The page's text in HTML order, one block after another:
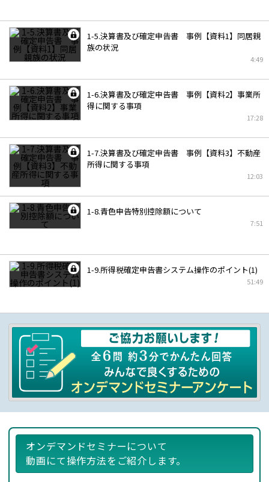
1-5.決算書及び確定申告書 事例【資料1】同居親
族の状況
4:49
1-6.決算書及び確定申告書 事例【資料2】事業所
得に関する事項
17:28
1-7.決算書及び確定申告書 事例【資料3】不動産
所得に関する事項
12:03
1-8.青色申告特別控除額について
7:51
1-9.所得税確定申告書システム操作のポイント(1)
51:49
オンデマンドセミナーについて
動画にて操作方法をご紹介します。